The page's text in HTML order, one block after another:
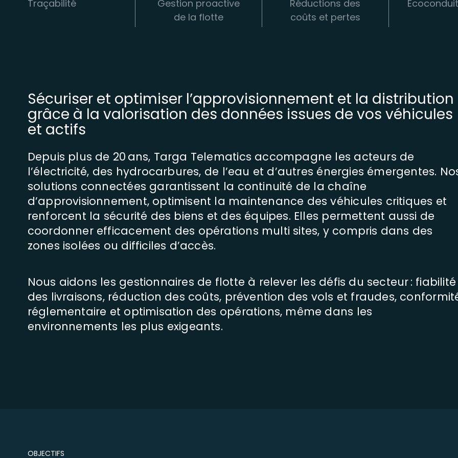
Traçabilité
Gestion proactive
de la flotte
Réductions des
coûts et pertes
Sécuriser et optimiser l’approvisionnement et la distribution
grâce à la valorisation des données issues de vos véhicules
et actifs
Depuis plus de 20 ans, Targa Telematics accompagne les acteurs de
l’électricité, des hydrocarbures, de l’eau et d’autres énergies émergentes.
solutions connectées garantissent la continuité de la chaîne
d’approvisionnement, optimisent la maintenance des véhicules critiques et
renforcent la sécurité des biens et des équipes. Elles permettent aussi de
coordonner efficacement des opérations multi sites, y compris dans des
zones isolées ou difficiles d’accès.
Nous aidons les gestionnaires de flotte à relever les défis du secteur : fiabilité
des livraisons, réduction des coûts, prévention des vols et fraudes,
réglementaire et optimisation des opérations, même dans les
environnements les plus exigeants.
OBJECTIFS